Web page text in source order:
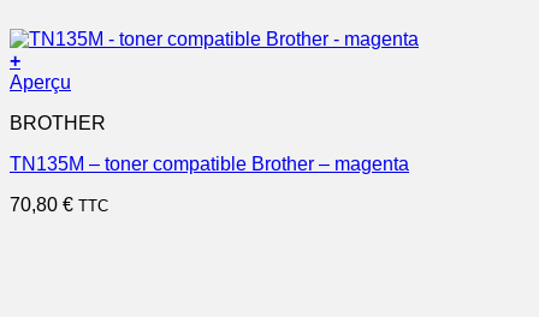
+
Aperçu
BROTHER
TN135M – toner compatible Brother – magenta
70,80 € TTC